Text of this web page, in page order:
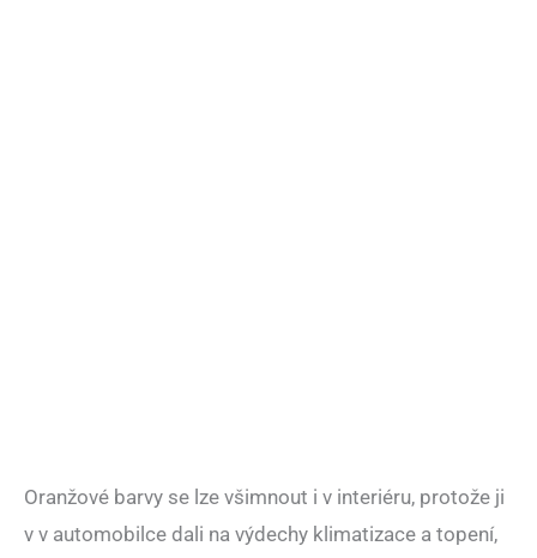
Oranžové barvy se lze všimnout i v interiéru, protože ji
v v automobilce dali na výdechy klimatizace a topení,